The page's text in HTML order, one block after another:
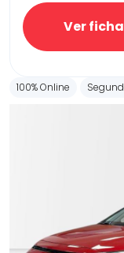
Ver ficha
100% Online